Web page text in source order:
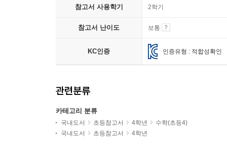
참고서 사용학기 2학기
참고서 난이도 보통
KC인증 인증유형 : 적합성확인
관련분류
카테고리 분류
국내도서 초등참고서 4학년
수학(초등4)
국내도서
초등참고서 4학년